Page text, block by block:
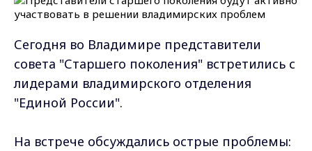
Сегодня во Владимире представители
совета "Старшего поколения" встретились с
лидерами владимирского отделения
"Единой России".
На встрече обсуждались острые проблемы: